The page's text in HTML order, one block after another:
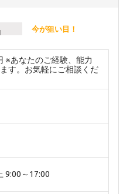
今が狙い目！
※あなたのご経験、能力
す。お気軽にご相談くだ
9:00～17:00